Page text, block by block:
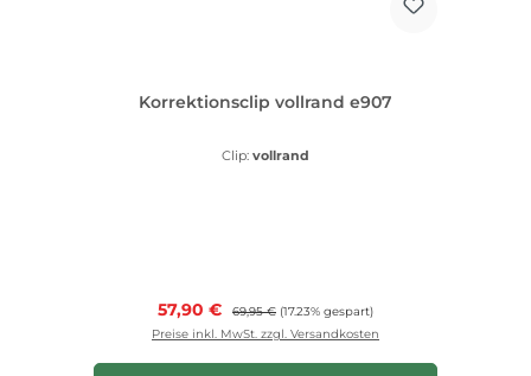
Korrektionsclip vollrand e907
Clip: vollrand
Verkaufspreis:
57,90 € Regulärer Preis:
69,95 € (17.23% gespart)
Preise inkl. MwSt. zzgl. Versandkosten